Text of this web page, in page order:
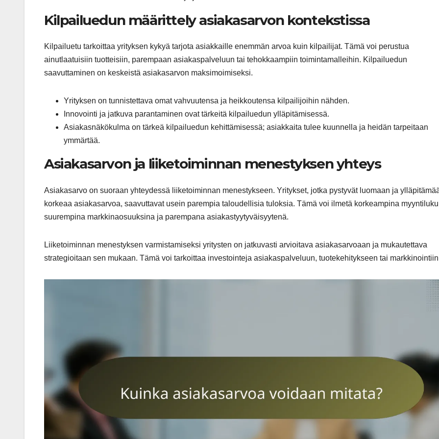
Kilpailuedun määrittely asiakasarvon kontekstissa
Kilpailuetu tarkoittaa yrityksen kykyä tarjota asiakkaille enemmän arvoa kuin kilpailijat. Tämä voi perustua
ainutlaatuisiin tuotteisiin, parempaan asiakaspalveluun tai tehokkaampiin toimintamalleihin. Kilpailuedun
saavuttaminen on keskeistä asiakasarvon maksimoimiseksi.
Yrityksen on tunnistettava omat vahvuutensa ja heikkoutensa kilpailijoihin nähden.
Innovointi ja jatkuva parantaminen ovat tärkeitä kilpailuedun ylläpitämisessä.
Asiakasnäkökulma on tärkeä kilpailuedun kehittämisessä; asiakkaita tulee kuunnella ja heidän tarpeitaan
ymmärtää.
Asiakasarvon ja liiketoiminnan menestyksen yhteys
Asiakasarvo on suoraan yhteydessä liiketoiminnan menestykseen. Yritykset, jotka pystyvät luomaan ja
korkeaa asiakasarvoa, saavuttavat usein parempia taloudellisia tuloksia. Tämä voi ilmetä korkeampina
suurempina markkinaosuuksina ja parempana asiakastyytyväisyytenä.
Liiketoiminnan menestyksen varmistamiseksi yritysten on jatkuvasti arvioitava asiakasarvoaan ja mukautettava
strategioitaan sen mukaan. Tämä voi tarkoittaa investointeja asiakaspalveluun, tuotekehitykseen tai